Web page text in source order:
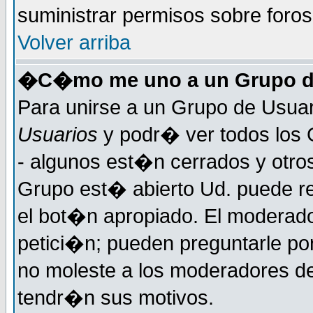
suministrar permisos sobre
Volver arriba
�C�mo me uno a un Grupo
Para unirse a un Grupo de
Usuarios y podr� ver todos los
- algunos est�n cerrados y
Grupo est� abierto Ud. puede
el bot�n apropiado. El
petici�n; pueden preguntarle
no moleste a los moderadores
tendr�n sus motivos.